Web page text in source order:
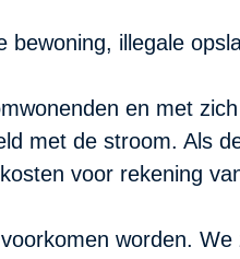
illegale
en met
met de stroom. Als
voor rekening
worden. We